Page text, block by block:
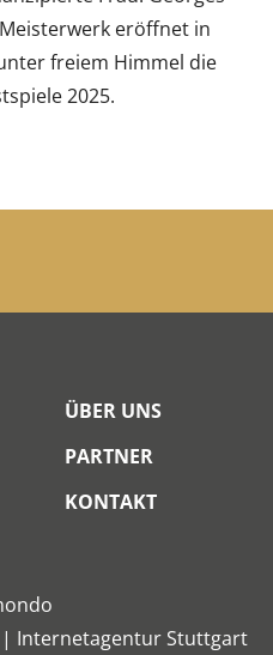
eröffnet in
freiem Himmel die
2025.
ÜBER UNS
PARTNER
KONTAKT
| Internetagentur Stuttgart